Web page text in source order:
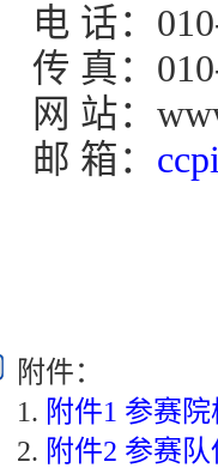
电 话：
传 真：
网 站：
邮 箱：
附件：
附件1 参赛
附件2 参赛